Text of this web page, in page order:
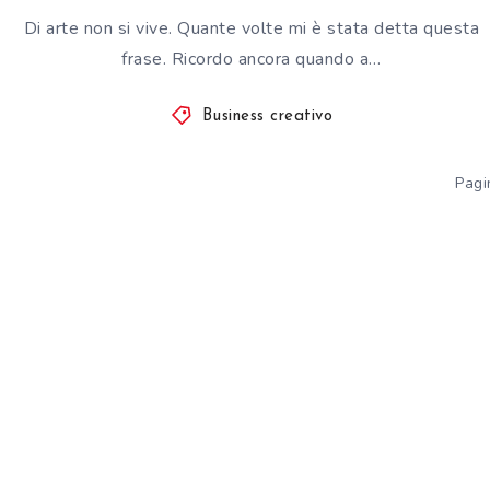
Di arte non si vive. Quante volte mi è stata detta questa
frase. Ricordo ancora quando a…
Business creativo